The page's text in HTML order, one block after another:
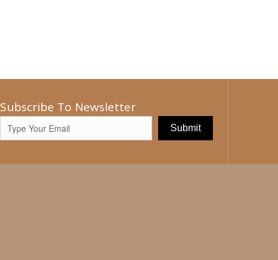
Subscribe To Newsletter